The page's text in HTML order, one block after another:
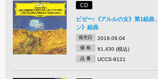
CD
ビゼー:《アルルの女》第1組曲
ン》組曲
発売日 2019.09.04
価 格 ¥1,430 (税込)
品 番 UCCS-9121